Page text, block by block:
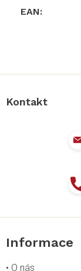
EAN:
Kontakt
Informace
• O nás